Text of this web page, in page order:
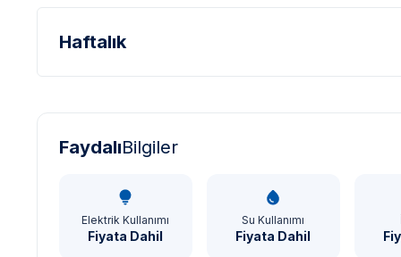
Haftalık
FaydalıBilgiler
Elektrik Kullanımı
Fiyata Dahil
Su Kullanımı
Fiyata Dahil